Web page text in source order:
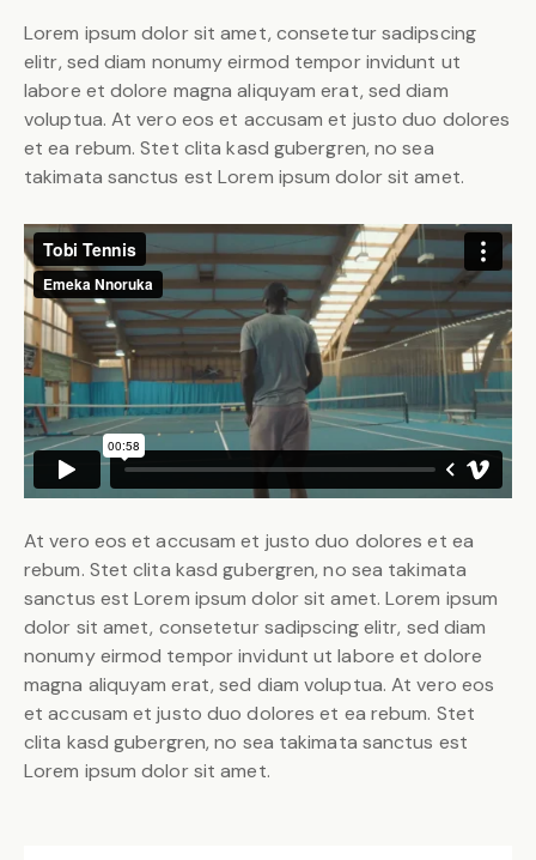
Lorem ipsum dolor sit amet, consetetur sadipscing
elitr, sed diam nonumy eirmod tempor invidunt ut
labore et dolore magna aliquyam erat, sed diam
voluptua. At vero eos et accusam et justo duo dolores
et ea rebum. Stet clita kasd gubergren, no sea
takimata sanctus est Lorem ipsum dolor sit amet.
At vero eos et accusam et justo duo dolores et ea
rebum. Stet clita kasd gubergren, no sea takimata
sanctus est Lorem ipsum dolor sit amet. Lorem ipsum
dolor sit amet, consetetur sadipscing elitr, sed diam
nonumy eirmod tempor invidunt ut labore et dolore
magna aliquyam erat, sed diam voluptua. At vero eos
et accusam et justo duo dolores et ea rebum. Stet
clita kasd gubergren, no sea takimata sanctus est
Lorem ipsum dolor sit amet.